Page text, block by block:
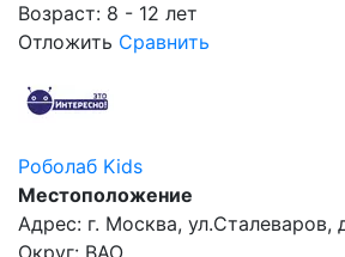
Возраст: 8 - 12 лет
Отложить Сравнить
Роболаб Kids
Местоположение
Адрес: г. Москва, ул.Сталеваров,
Округ: ВАО